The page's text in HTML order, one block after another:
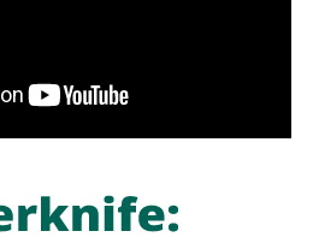
los medios de comunicación.
también la facilidad con la que
falsos, manipulados o sin